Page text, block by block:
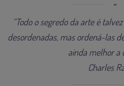
“Todo o segredo da arte é
desordenadas, mas ordená-las
ainda melhor a
Charles